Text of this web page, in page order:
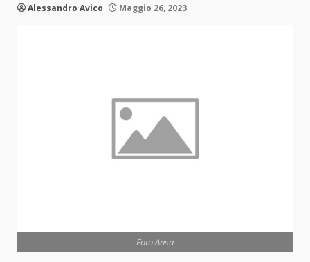
Alessandro Avico Maggio 26, 2023
Foto Ansa